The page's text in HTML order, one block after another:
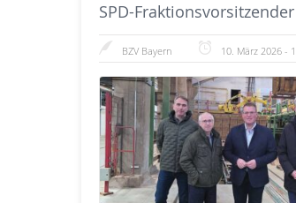
SPD-
BZV Bayern 10. März 2026 -